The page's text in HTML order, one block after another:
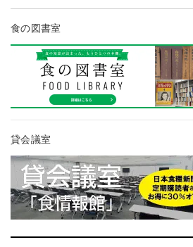
食の図書室
貸会議室